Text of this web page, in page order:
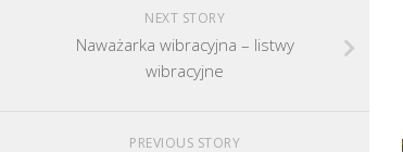
NEXT STORY
Naważarka wibracyjna – listwy
wibracyjne
PREVIOUS STORY